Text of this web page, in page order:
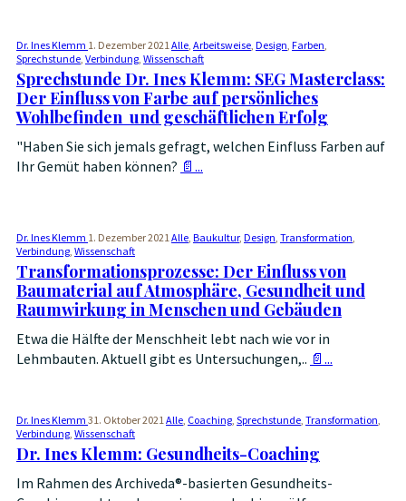
Dr. Ines Klemm 1. Dezember 2021Alle, Arbeitsweise, Design, Farben,
Sprechstunde, Verbindung, Wissenschaft
Sprechstunde Dr. Ines Klemm: SEG Masterclass:
Der Einfluss von Farbe auf persönliches
Wohlbefinden und geschäftlichen Erfolg
"Haben Sie sich jemals gefragt, welchen Einfluss Farben auf
Ihr Gemüt haben können? 📄...
Dr. Ines Klemm 1. Dezember 2021Alle, Baukultur, Design, Transformation,
Verbindung, Wissenschaft
Transformationsprozesse: Der Einfluss von
Baumaterial auf Atmosphäre, Gesundheit und
Raumwirkung in Menschen und Gebäuden
Etwa die Hälfte der Menschheit lebt nach wie vor in
Lehmbauten. Aktuell gibt es Untersuchungen,.. 📄...
Dr. Ines Klemm 31. Oktober 2021Alle, Coaching, Sprechstunde, Transformation,
Verbindung, Wissenschaft
Dr. Ines Klemm: Gesundheits-Coaching
Im Rahmen des Archiveda®-basierten Gesundheits-